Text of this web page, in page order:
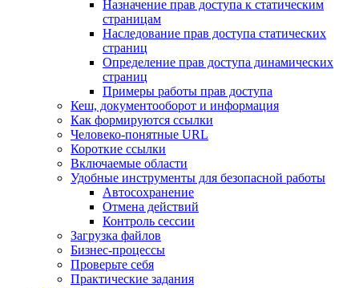
Назначение прав доступа к статическим
страницам
Наследование прав доступа статических
страниц
Определение прав доступа динамических
страниц
Примеры работы прав доступа
Кеш, документооборот и информация
Как формируются ссылки
Человеко-понятные URL
Короткие ссылки
Включаемые области
Удобные инструменты для безопасной работы
Автосохранение
Отмена действий
Контроль сессии
Загрузка файлов
Бизнес-процессы
Проверьте себя
Практические задания